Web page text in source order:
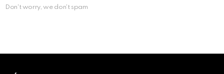
Don't worry, we don't spam